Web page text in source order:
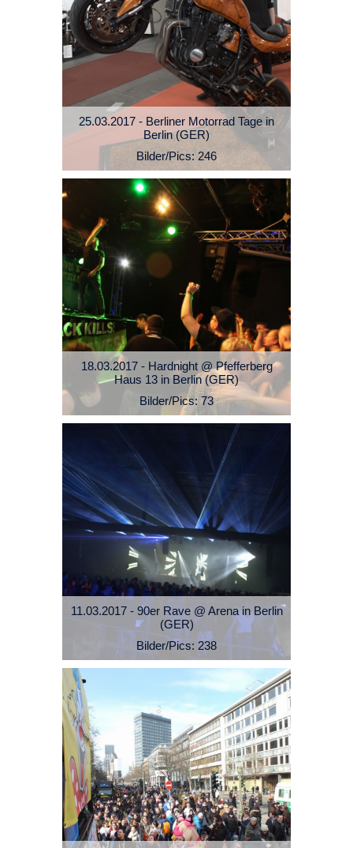
25.03.2017 - Berliner Motorrad Tage in
Berlin (GER)
Bilder/Pics: 246
18.03.2017 - Hardnight @ Pfefferberg
Haus 13 in Berlin (GER)
Bilder/Pics: 73
11.03.2017 - 90er Rave @ Arena in Berlin
(GER)
Bilder/Pics: 238